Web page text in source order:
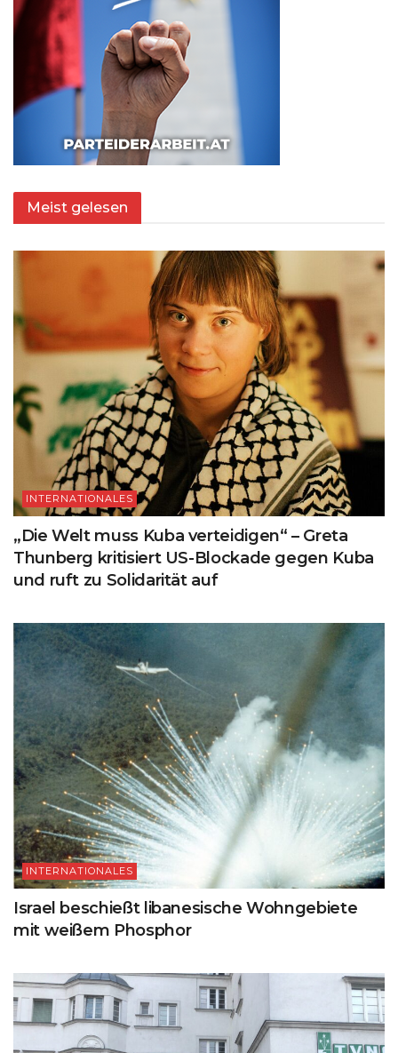
Meist gelesen
INTERNATIONALES
„Die Welt muss Kuba verteidigen“ – Greta
Thunberg kritisiert US-Blockade gegen Kuba
und ruft zu Solidarität auf
INTERNATIONALES
Israel beschießt libanesische Wohngebiete
mit weißem Phosphor